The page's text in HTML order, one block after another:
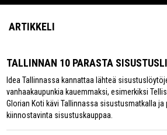
ARTIKKELI
TALLINNAN 10 PARASTA
Idea Tallinnassa kannattaa lähteä
vanhaakaupunkia kauemmaksi, esimerkiksi
Glorian Koti kävi Tallinnassa sisustusmatkalla ja
kiinnostavinta sisustuskauppaa.